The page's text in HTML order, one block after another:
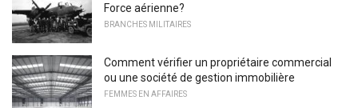
Force aérienne?
BRANCHES MILITAIRES
Comment vérifier un propriétaire commercial
ou une société de gestion immobilière
FEMMES EN AFFAIRES